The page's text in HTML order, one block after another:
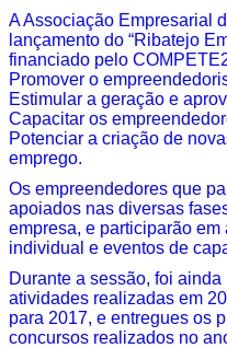
A Associação Empresarial
lançamento do “Ribatejo
financiado pelo
Promover o
Estimular a geração e
Capacitar os
Potenciar a criação de
emprego.
Os empreendedores que
apoiados nas diversas
empresa, e participarão
individual e eventos de
Durante a sessão, foi
atividades realizadas em
para 2017, e entregues os
concursos realizados no